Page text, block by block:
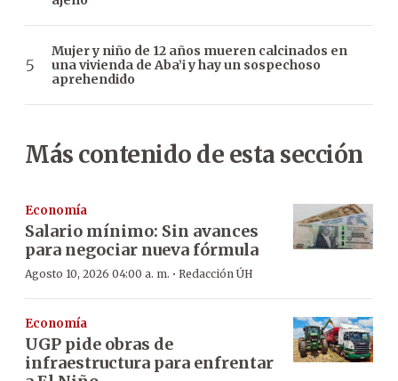
Mujer y niño de 12 años mueren calcinados en
una vivienda de Aba’i y hay un sospechoso
aprehendido
Más contenido de esta sección
Economía
Salario mínimo: Sin avances
para negociar nueva fórmula
Agosto 10, 2026 04:00 a. m. · Redacción ÚH
Economía
UGP pide obras de
infraestructura para enfrentar